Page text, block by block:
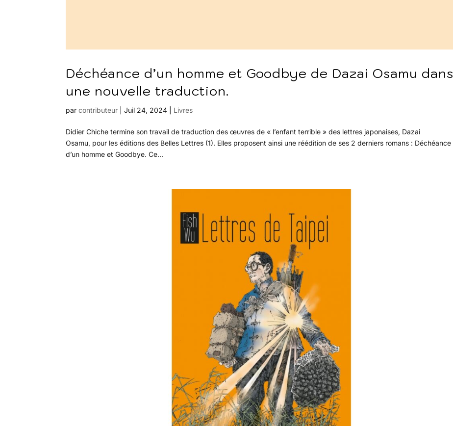
Déchéance d’un homme et Goodbye de Dazai Osamu dans
une nouvelle traduction.
parcontributeur |Juil 24, 2024 Livres
Didier Chiche termine son travail de traduction des œuvres de « l’enfant terrible » des lettres japonaises, Dazai
Osamu, pour les éditions des Belles Lettres (1). Elles proposent ainsi une réédition de ses 2 derniers romans : Déchéance
d’un homme et Goodbye. Ce...